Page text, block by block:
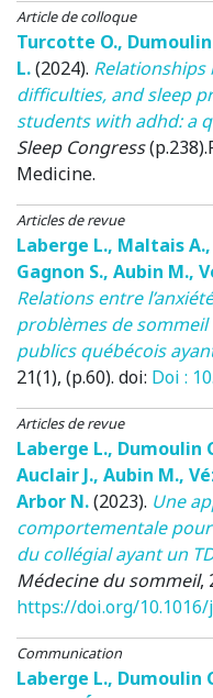
Article de colloque
Turcotte O., Dumoulin
L.(2024). Relationships
difficulties, and sleep
students with adhd: a
Sleep Congress(p.238).
Medicine.
Articles de revue
Laberge L., Maltais A.,
Gagnon S., Aubin M.,
Relations entre
problèmes de
publics québécois
21(1), (p.60). doi: Doi :
Articles de revue
Laberge L., Dumoulin
Auclair J., Aubin M.,
Arbor N.(2023). Une
comportementale
du collégial ayant un
Médecine du sommeil,
https://doi.org/10.1016/
Communication
Laberge L., Dumoulin